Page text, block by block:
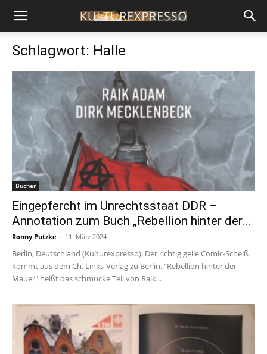
Schlagwort: Halle
Bücher
Eingepfercht im Unrechtsstaat DDR –
Annotation zum Buch „Rebellion hinter der...
Ronny Putzke - 11. März 2024
Berlin, Deutschland (Kulturexpresso). Der richtig geile Comic-Scheiß
kommt aus dem Ch. Links-Verlag zu Berlin. "Rebellion hinter der
Mauer" heißt das schmucke Teil von Raik...